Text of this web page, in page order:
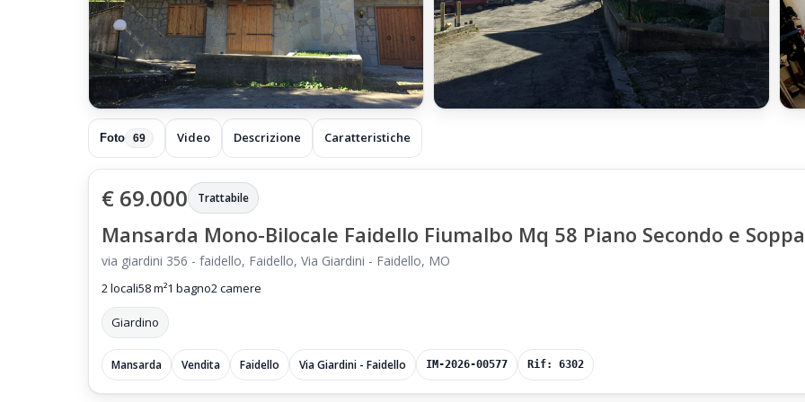
Foto 69 Video Descrizione Caratteristiche
€ 69.000 Trattabile
Mansarda Mono-Bilocale Faidello Fiumalbo Mq 58 Piano Secondo e
via giardini 356 - faidello, Faidello, Via Giardini - Faidello, MO
2 locali58 m²1 bagno2 camere
Giardino
Mansarda Vendita Faidello Via Giardini - Faidello IM-2026-00577 Rif: 6302